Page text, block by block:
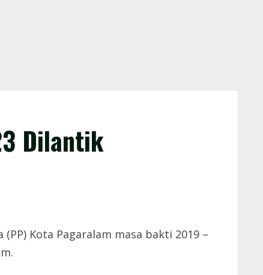
Dilantik
(PP) Kota Pagaralam masa bakti 2019 –